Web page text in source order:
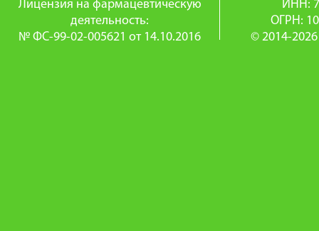
Лицензия на фармацевтическую
деятельность:
№ ФС-99-02-005621 от 14.10.2016
ИНН:
ОГРН:
© 2014-